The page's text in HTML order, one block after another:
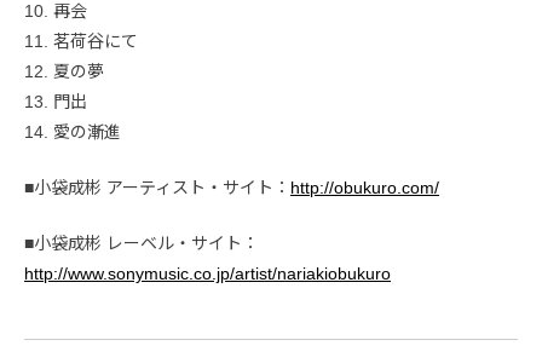
10. 再会
11. 茗荷谷にて
12. 夏の夢
13. 門出
14. 愛の漸進
■小袋成彬 アーティスト・サイト： http://obukuro.com/
■小袋成彬 レーベル・サイト：
http://www.sonymusic.co.jp/artist/nariakiobukuro